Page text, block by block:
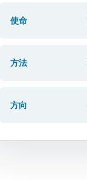
使命
方法
方向